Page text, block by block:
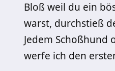
Bloß weil du ein
warst, durchstieß
Jedem Schoßhund
werfe ich den